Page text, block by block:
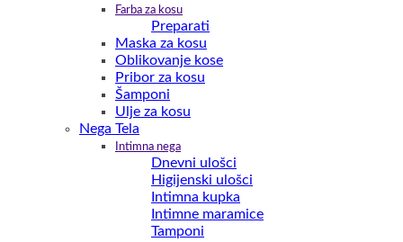
Farba za kosu
Preparati
Maska za kosu
Oblikovanje kose
Pribor za kosu
Šamponi
Ulje za kosu
Nega Tela
Intimna nega
Dnevni ulošci
Higijenski ulošci
Intimna kupka
Intimne maramice
Tamponi